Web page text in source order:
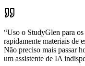
“Uso o StudyGlen para
rapidamente materiais de
Não preciso mais passar
um assistente de IA